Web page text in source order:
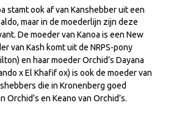
paard
paard of pony toevoegen
stamt ook af van Kanshebber uit een
maar in de moederlijn zijn deze
De moeder van Kanoa is een New
van Kash komt uit de NRPS-pony
en haar moeder Orchid’s Dayana
x El Khafif ox) is ook de moeder van
die in Kronenberg goed
Orchid’s en Keano van Orchid’s.